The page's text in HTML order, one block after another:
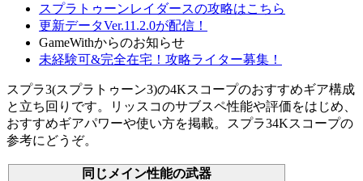
スプラトゥーンレイダースの攻略はこちら
更新データVer.11.2.0が配信！
GameWithからのお知らせ
未経験可&完全在宅！攻略ライター募集！
スプラ3(スプラトゥーン3)の4Kスコープのおすすめギア構成
と立ち回りです。リッスコのサブスペ性能や評価をはじめ、
おすすめギアパワーや使い方を掲載。スプラ34Kスコープの
参考にどうぞ。
同じメイン性能の武器